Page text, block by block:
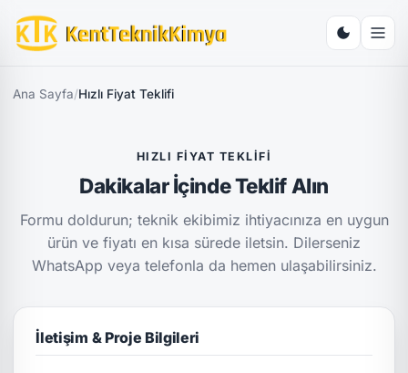
Ana Sayfa/Hızlı Fiyat Teklifi
HIZLI FIYAT TEKLIFI
Dakikalar İçinde Teklif Alın
Formu doldurun; teknik ekibimiz ihtiyacınıza en uygun
ürün ve fiyatı en kısa sürede iletsin. Dilerseniz
WhatsApp veya telefonla da hemen ulaşabilirsiniz.
İletişim & Proje Bilgileri